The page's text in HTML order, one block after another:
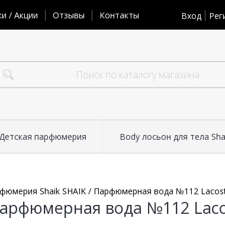
/ Акции Отзывы Контакты Вход
парфюмерия Body лосьон для тела
Shaik SHAIK / Парфюмерная вода №112
вода №112